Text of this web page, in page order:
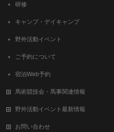
研修
キャンプ・デイキャンプ
野外活動イベント
ご予約について
宿泊Web予約
馬術競技会・馬事関連情報
野外活動イベント最新情報
お問い合わせ